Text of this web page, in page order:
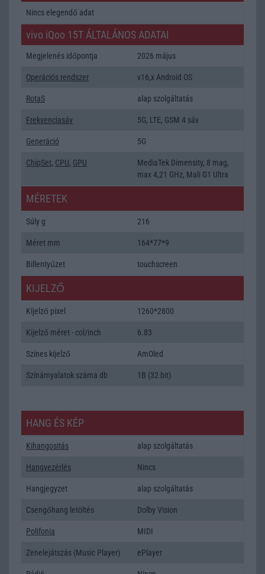
Nincs elegendő adat
vivo iQoo 15T ÁLTALÁNOS ADATAI
Megjelenés időpontja 2026 május
Operációs rendszer v16,x Android OS
RotaS alap szolgáltatás
Frekvenciasáv 5G, LTE, GSM 4 sáv
Generáció 5G
ChipSet, CPU, GPU
MediaTek Dimensity, 8 mag,
max 4,21 GHz, Mali G1 Ultra
MÉRETEK
Súly g 216
Méret mm 164*77*9
Billentyűzet touchscreen
KIJELZŐ
Kijelző pixel 1260*2800
Kijelző méret - col/inch 6.83
Színes kijelző AmOled
Színárnyalatok száma db 1B (32 bit)
HANG ÉS KÉP
Kihangositás alap szolgáltatás
Hangvezérlés Nincs
Hangjegyzet alap szolgáltatás
Csengőhang letöltés Dolby Vision
Polifonia MIDI
Zenelejátszás (Music Player) ePlayer